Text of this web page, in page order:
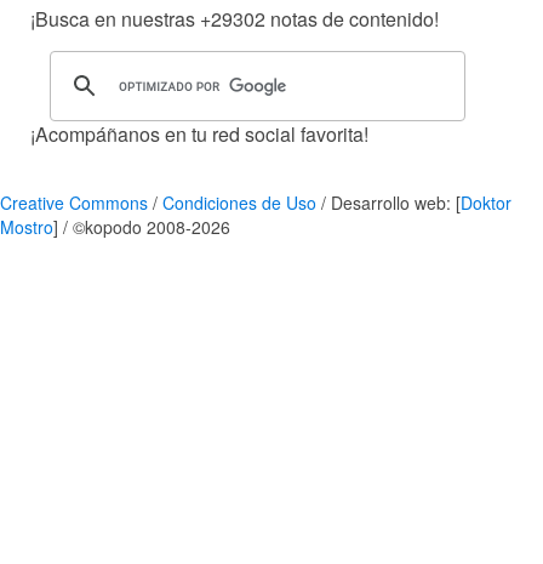
¡Busca en nuestras +29302 notas de contenido!
¡Acompáñanos en tu red social favorita!
Creative Commons / Condiciones de Uso / Desarrollo web: [Doktor
Mostro] / ©kopodo 2008-2026